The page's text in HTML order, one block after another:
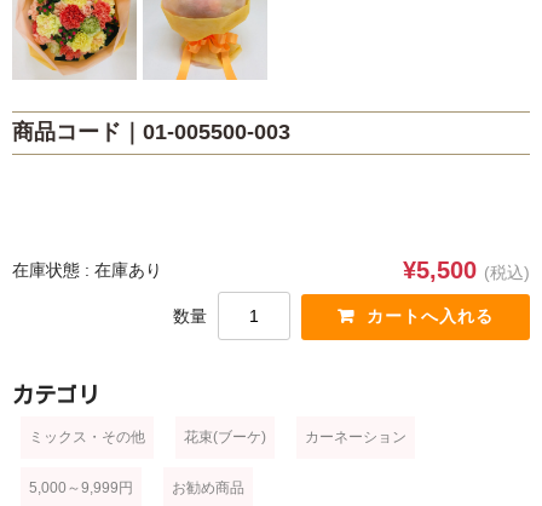
ブルー・パープル
ホワイト
ミックス・その他
アレンジメント
花鉢・観葉植物
商品コード｜01-005500-003
在庫状態 : 在庫あり ¥5,500 (税込)
数量
カテゴリ
ミックス・その他 花束(ブーケ) カーネーション
5,000～9,999円 お勧め商品